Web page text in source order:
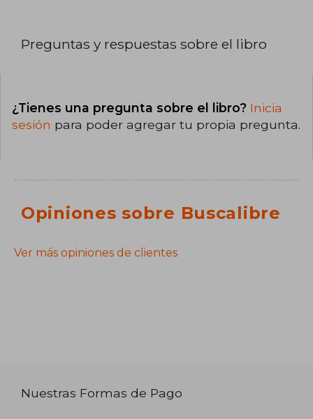
Preguntas y respuestas sobre el libro
¿Tienes una pregunta sobre el libro? Inicia
sesión para poder agregar tu propia pregunta.
Opiniones sobre Buscalibre
Ver más opiniones de clientes
Nuestras Formas de Pago